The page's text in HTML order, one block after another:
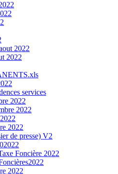
2022
2022
services
2022
2022
2022
de presse) V2
Foncière 2022
2022